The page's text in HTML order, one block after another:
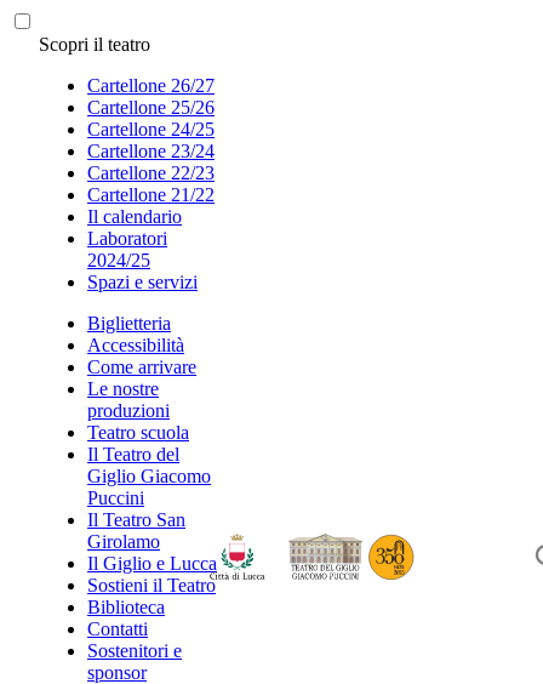
Scopri il teatro
Cartellone 26/27
Cartellone 25/26
Cartellone 24/25
Cartellone 23/24
Cartellone 22/23
Cartellone 21/22
Il calendario
Laboratori
2024/25
Spazi e servizi
Biglietteria
Accessibilità
Come arrivare
Le nostre
produzioni
Teatro scuola
Il Teatro del
Giglio Giacomo
Puccini
Il Teatro San
Girolamo
Il Giglio e Lucca
Sostieni il Teatro
Biblioteca
Contatti
Sostenitori e
sponsor